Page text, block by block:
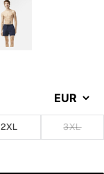
2XL 3XL